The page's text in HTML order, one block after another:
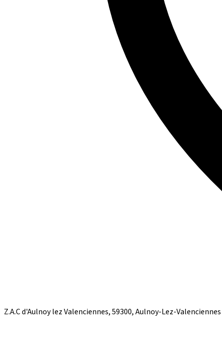
Z.A.C d'Aulnoy lez Valenciennes, 59300, Aulnoy-Lez-Valenciennes